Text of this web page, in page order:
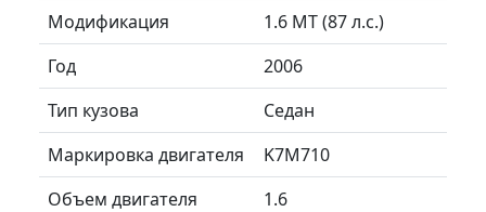
Модификация
1.6 MT (87 л.с.)
Год
2006
Тип кузова
Седан
Маркировка двигателя
K7M710
Объем двигателя
1.6